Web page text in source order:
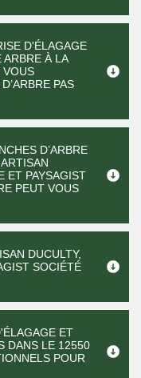
D'ÉLAGAGE
ARBRE À LA
VOUS
PAS
D’ARBRE
ET PAYSAGIST
PEUT VOUS
DUCULTY,
SOCIÉTÉ
ET
DANS LE 12550
POUR